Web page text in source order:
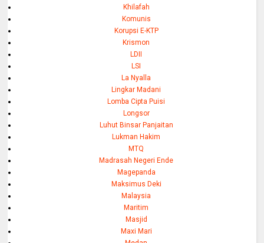
Khilafah
Komunis
Korupsi E-KTP
Krismon
LDII
LSI
La Nyalla
Lingkar Madani
Lomba Cipta Puisi
Longsor
Luhut Binsar Panjaitan
Lukman Hakim
MTQ
Madrasah Negeri Ende
Magepanda
Maksimus Deki
Malaysia
Maritim
Masjid
Maxi Mari